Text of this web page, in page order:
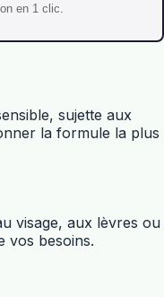
en 1 clic.
sujette aux
la formule la plus
visage, aux lèvres ou
vos besoins.